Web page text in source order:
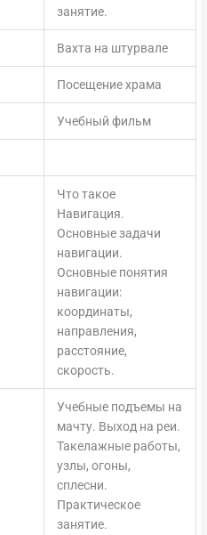
занятие.
Вахта на штурвале
Посещение храма
Учебный фильм
Что такое
Навигация.
Основные задачи
навигации.
Основные понятия
навигации:
координаты,
направления,
расстояние,
скорость.
Учебные подъемы на
мачту. Выход на реи.
Такелажные работы,
узлы, огоны,
сплесни.
Практическое
занятие.